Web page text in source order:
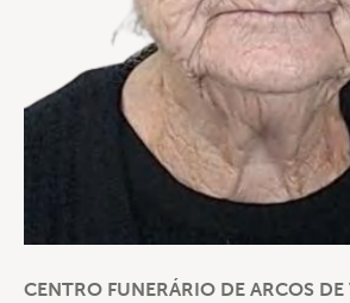
CENTRO FUNERÁRIO DE ARCOS DE